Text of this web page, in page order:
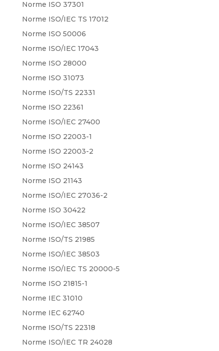
Norme ISO 37301
Norme ISO/IEC TS 17012
Norme ISO 50006
Norme ISO/IEC 17043
Norme ISO 28000
Norme ISO 31073
Norme ISO/TS 22331
Norme ISO 22361
Norme ISO/IEC 27400
Norme ISO 22003-1
Norme ISO 22003-2
Norme ISO 24143
Norme ISO 21143
Norme ISO/IEC 27036-2
Norme ISO 30422
Norme ISO/IEC 38507
Norme ISO/TS 21985
Norme ISO/IEC 38503
Norme ISO/IEC TS 20000-5
Norme ISO 21815-1
Norme IEC 31010
Norme IEC 62740
Norme ISO/TS 22318
Norme ISO/IEC TR 24028